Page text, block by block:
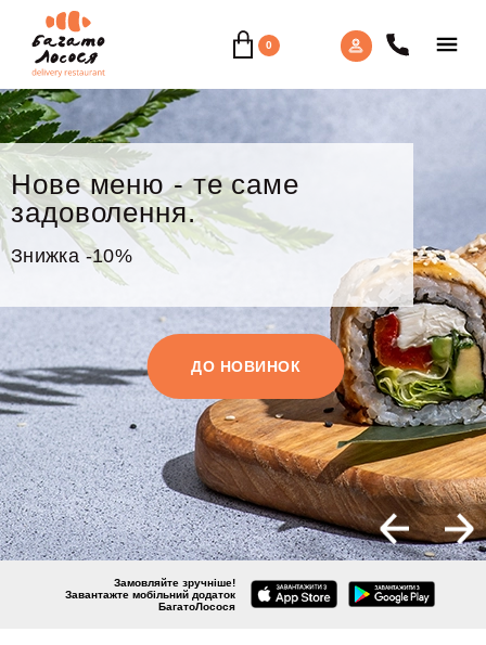
0
Нове меню - те саме
задоволення.
Знижка -10%
ДО НОВИНОК
Замовляйте зручніше!
Завантажте мобільний додаток
БагатоЛосося